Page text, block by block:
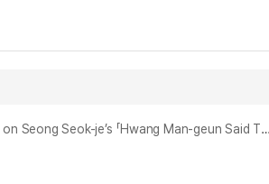
소설의 문화상호텍스트성 분석 연구 : 성석제의 「황만근은 이렇게 말했다」와 레스코프의 「왼손잡이」를 중심으로 = A Study on the Cultural